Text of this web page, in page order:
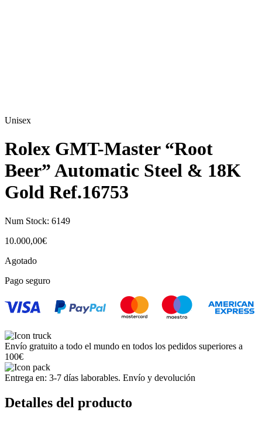
Unisex
Rolex GMT-Master “Root
Beer” Automatic Steel & 18K
Gold Ref.16753
Num Stock: 6149
10.000,00€
Agotado
Pago seguro
Envío gratuito a todo el mundo en todos los pedidos superiores a
100€
Entrega en: 3-7 días laborables. Envío y devolución
Detalles del producto